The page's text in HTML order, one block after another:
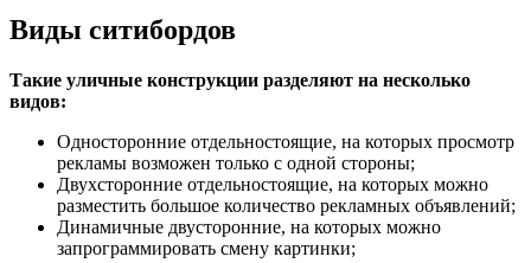
Виды ситибордов
Такие уличные конструкции разделяют на несколько
видов:
Односторонние отдельностоящие, на которых просмотр
рекламы возможен только с одной стороны;
Двухсторонние отдельностоящие, на которых можно
разместить большое количество рекламных объявлений;
Динамичные двусторонние, на которых можно
запрограммировать смену картинки;